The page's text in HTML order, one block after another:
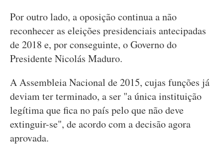
Por outro lado, a oposição continua a não
reconhecer as eleições presidenciais antecipadas
de 2018 e, por conseguinte, o Governo do
Presidente Nicolás Maduro.
A Assembleia Nacional de 2015, cujas funções já
deviam ter terminado, a ser "a única instituição
legítima que fica no país pelo que não deve
extinguir-se", de acordo com a decisão agora
aprovada.